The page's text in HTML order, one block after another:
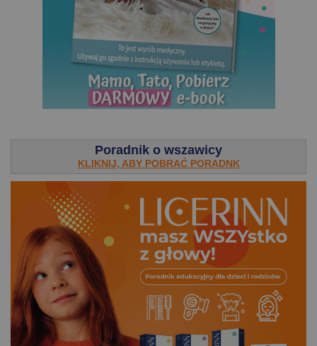
Poradnik o wszawicy
KLIKNIJ, ABY POBRAĆ PORADNK